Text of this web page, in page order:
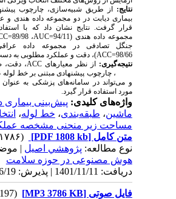
نتایج:از طریق شبیه‌سازی، چارچوب
بیماری دیابت در دو مجموعه داده هندی و
قرار گرفت. نتایج نشان داد که با
مجموعه داده هندی (94/11
AUC=، 89/98
جنگل تصادفی در مجموعه داده عراقی
98/66
ACC=)، دقت و عملکرد مطلوبی به دست
نتیجه‌گیری:از نظر معیارهایACC، دقت،
، چارچوب پیشنهادی مبتنی بر خط لوله
و می‌تواند در سامانه‌های پزشکی به عنوان
مورد استفاده قرار گیرد.
واژه‌های کلیدی:پیش‌بینی بیماری
ماشین،طبقه‌بندی،خط لوله،
مساحت زیر منحنی مشخصه
متن کامل[PDF 1808 kb]
نوع مطالعه:پژوهشي اصیل|
هوش مصنوعی در حوزه سلامت
دریافت: 1401/11/11 | پذیرش: 1402/6/19
فایل صوتی [MP3 3786 KB] (197 دریافت)